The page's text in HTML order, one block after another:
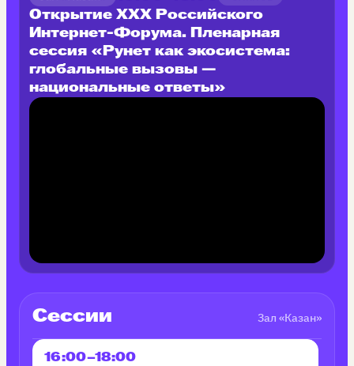
Открытие XXX Российского
Интернет-Форума. Пленарная
сессия «Рунет как экосистема:
глобальные вызовы —
национальные ответы»
Сессии Зал «Казан»
16:00–18:00